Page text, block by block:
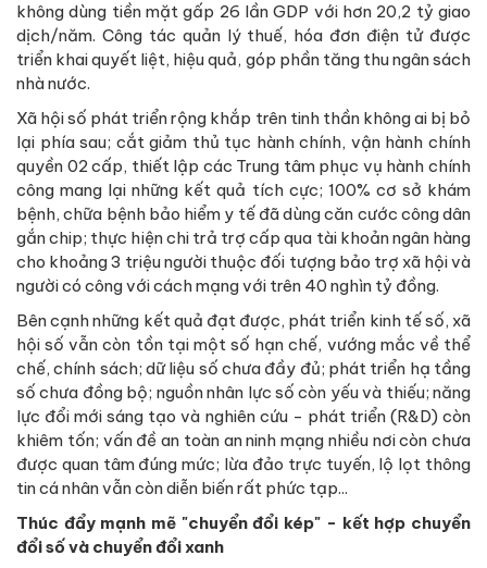
không dùng tiền mặt gấp 26 lần GDP với hơn 20,2 tỷ giao
dịch/năm. Công tác quản lý thuế, hóa đơn điện tử được
triển khai quyết liệt, hiệu quả, góp phần tăng thu ngân sách
nhà nước.
Xã hội số phát triển rộng khắp trên tinh thần không ai bị bỏ
lại phía sau; cắt giảm thủ tục hành chính, vận hành chính
quyền 02 cấp, thiết lập các Trung tâm phục vụ hành chính
công mang lại những kết quả tích cực; 100% cơ sở khám
bệnh, chữa bệnh bảo hiểm y tế đã dùng căn cước công dân
gắn chip; thực hiện chi trả trợ cấp qua tài khoản ngân hàng
cho khoảng 3 triệu người thuộc đối tượng bảo trợ xã hội và
người có công với cách mạng với trên 40 nghìn tỷ đồng.
Bên cạnh những kết quả đạt được, phát triển kinh tế số, xã
hội số vẫn còn tồn tại một số hạn chế, vướng mắc về thể
chế, chính sách; dữ liệu số chưa đầy đủ; phát triển hạ tầng
số chưa đồng bộ; nguồn nhân lực số còn yếu và thiếu; năng
lực đổi mới sáng tạo và nghiên cứu - phát triển (R&D) còn
khiêm tốn; vấn đề an toàn an ninh mạng nhiều nơi còn chưa
được quan tâm đúng mức; lừa đảo trực tuyến, lộ lọt thông
tin cá nhân vẫn còn diễn biến rất phức tạp...
Thúc đẩy mạnh mẽ "chuyển đổi kép" - kết hợp chuyển
đổi số và chuyển đổi xanh